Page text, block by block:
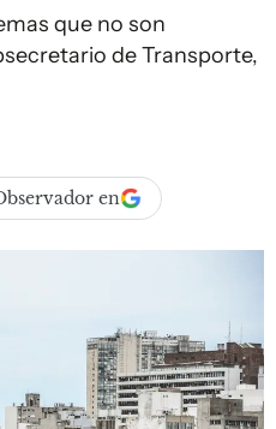
que no son
de Transporte,
en